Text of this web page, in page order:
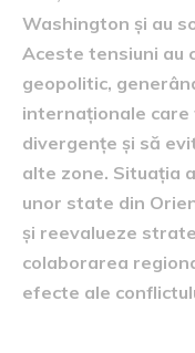
Washington și au
Aceste tensiuni au
geopolitic,
internaționale
divergențe și să
alte zone. Situația
unor state din
și reevalueze
colaborarea
efecte ale